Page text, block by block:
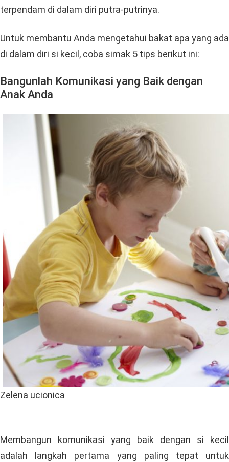
terpendam di dalam diri putra-putrinya.
Untuk membantu Anda mengetahui bakat apa yang ada
di dalam diri si kecil, coba simak 5 tips berikut ini:
Bangunlah Komunikasi yang Baik dengan
Anak Anda
Zelena ucionica
Membangun komunikasi yang baik dengan si kecil
adalah langkah pertama yang paling tepat untuk